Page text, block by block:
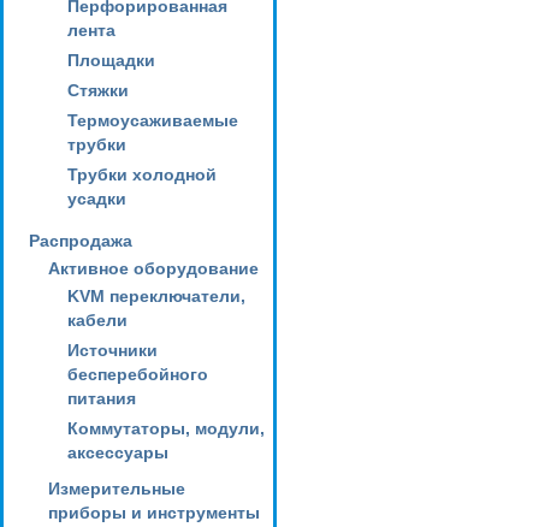
Перфорированная
лента
Площадки
Стяжки
Термоусаживаемые
трубки
Трубки холодной
усадки
Распродажа
Активное оборудование
KVM переключатели,
кабели
Источники
бесперебойного
питания
Коммутаторы, модули,
аксессуары
Измерительные
приборы и инструменты